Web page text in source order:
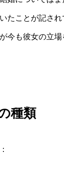
たことが記さ
今も彼女の立
種類